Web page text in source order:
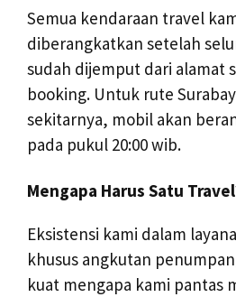
Semua kendaraan travel
diberangkatkan setelah
sudah dijemput dari alamat
booking. Untuk rute
sekitarnya, mobil akan
pada pukul 20:00 wib.
Mengapa Harus Satu
Eksistensi kami dalam
khusus angkutan
kuat mengapa kami pantas